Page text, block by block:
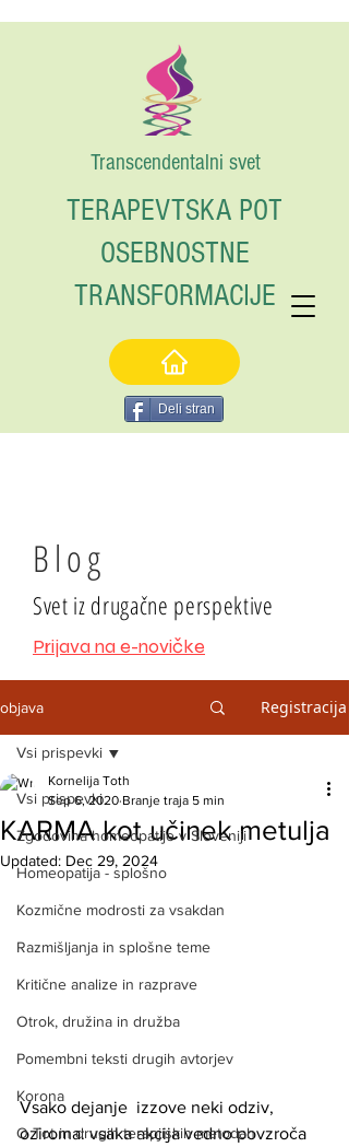
Transcendentalni svet
TERAPEVTSKA POT
OSEBNOSTNE
TRANSFORMACIJE
Deli stran
Blog
Svet iz drugačne perspektive
Prijava na e-novičke
objava Registracija
Vsi prispevki
Zgodovina homeopatije v Sloveniji
Homeopatija - splošno
Kozmične modrosti za vsakdan
Razmišljanja in splošne teme
Kritične analize in razprave
Otrok, družina in družba
Pomembni teksti drugih avtorjev
Korona
O Tot in drugih terapjiskih metodah
Vsi prispevki
KARMA kot učinek metulja
Kornelija Toth
Sep 6, 2020 Branje traja 5 min
Updated: Dec 29, 2024
Vsako dejanje  izzove neki odziv,
oziroma: vsaka akcija vedno povzroča